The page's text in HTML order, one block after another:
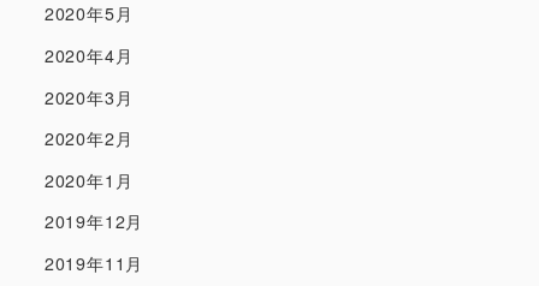
2020年5月
2020年4月
2020年3月
2020年2月
2020年1月
2019年12月
2019年11月